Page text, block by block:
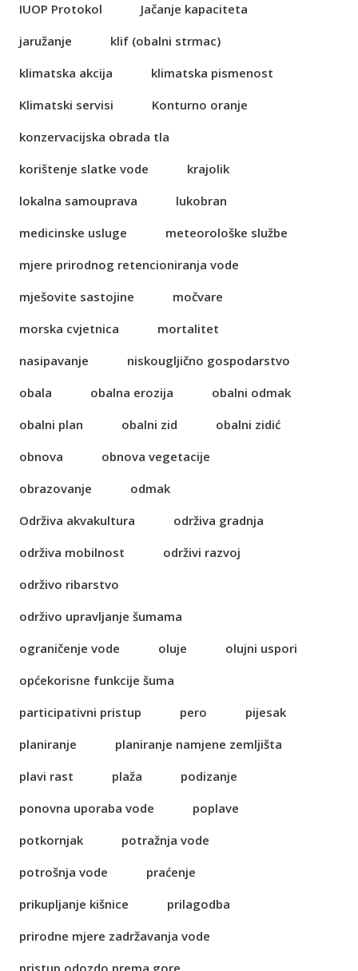
IUOP Protokol
Jačanje kapaciteta
jaružanje
klif (obalni strmac)
klimatska akcija
klimatska pismenost
Klimatski servisi
Konturno oranje
konzervacijska obrada tla
korištenje slatke vode
krajolik
lokalna samouprava
lukobran
medicinske usluge
meteorološke službe
mjere prirodnog retencioniranja vode
mješovite sastojine
močvare
morska cvjetnica
mortalitet
nasipavanje
niskougljično gospodarstvo
obala
obalna erozija
obalni odmak
obalni plan
obalni zid
obalni zidić
obnova
obnova vegetacije
obrazovanje
odmak
Održiva akvakultura
održiva gradnja
održiva mobilnost
održivi razvoj
održivo ribarstvo
održivo upravljanje šumama
ograničenje vode
oluje
olujni uspori
općekorisne funkcije šuma
participativni pristup
pero
pijesak
planiranje
planiranje namjene zemljišta
plavi rast
plaža
podizanje
ponovna uporaba vode
poplave
potkornjak
potražnja vode
potrošnja vode
praćenje
prikupljanje kišnice
prilagodba
prirodne mjere zadržavanja vode
pristup odozdo prema gore